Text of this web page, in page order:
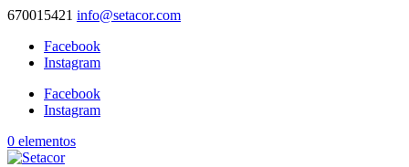
670015421 info@setacor.com
Facebook
Instagram
Facebook
Instagram
0 elementos